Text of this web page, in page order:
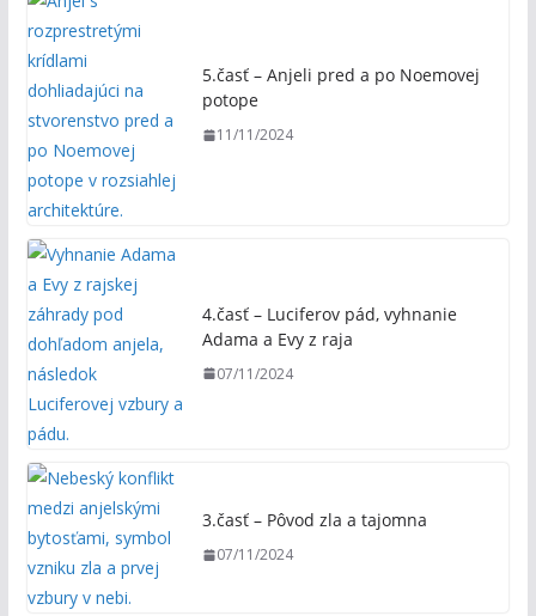
5.časť – Anjeli pred a po Noemovej
potope
11/11/2024
4.časť – Luciferov pád, vyhnanie
Adama a Evy z raja
07/11/2024
3.časť – Pôvod zla a tajomna
07/11/2024